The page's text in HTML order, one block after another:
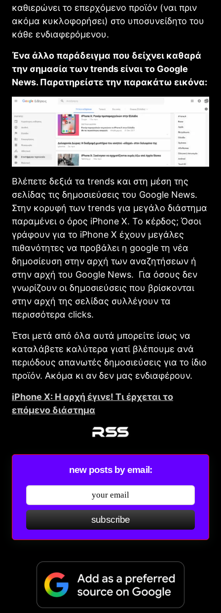
καθιερώνει το επερχόμενο προϊόν (ναι πριν
ακόμα κυκλοφορήσει) στο υποσυνείδητο του
κάθε ενδιαφερόμενου.
Ένα άλλο παράδειγμα που δείχνει καθαρά
την σημασία των trends είναι το Google
News. Παρατηρείστε την παρακάτω εικόνα:
Βλέπετε δεξιά τα trends και στη μέση της
σελίδας τις δημοσιεύσεις του Google News.
Στην κορυφή των trends για μεγάλο διάστημα
παραμένει ο όρος iPhone X. Το κέρδος; Όσοι
γράφουν για το iPhone X έχουν μεγάλες
πιθανότητες να προβάλει η google τη νέα
δημοσίευση στην αρχή των αναζητήσεων ή
στην αρχή του Google News. Για όσους δεν
γνωρίζουν οι δημοσιεύσεις που βρίσκονται
στην αρχή της σελίδας συλλέγουν τα
περισσότερα clicks.
Έτσι μετά από όλα αυτά μπορείτε ίσως να
καταλάβετε καλύτερα γιατί βλέπουμε ανά
περιόδους απανωτές δημοσιεύσεις για το ίδιο
προϊόν. Ακόμα κι αν δεν μας ενδιαφέρουν.
iPhοne X: Η αρχή έγινε! Τι έρχεται το
επόμενο διάστημα
new posts by email:
subscribe